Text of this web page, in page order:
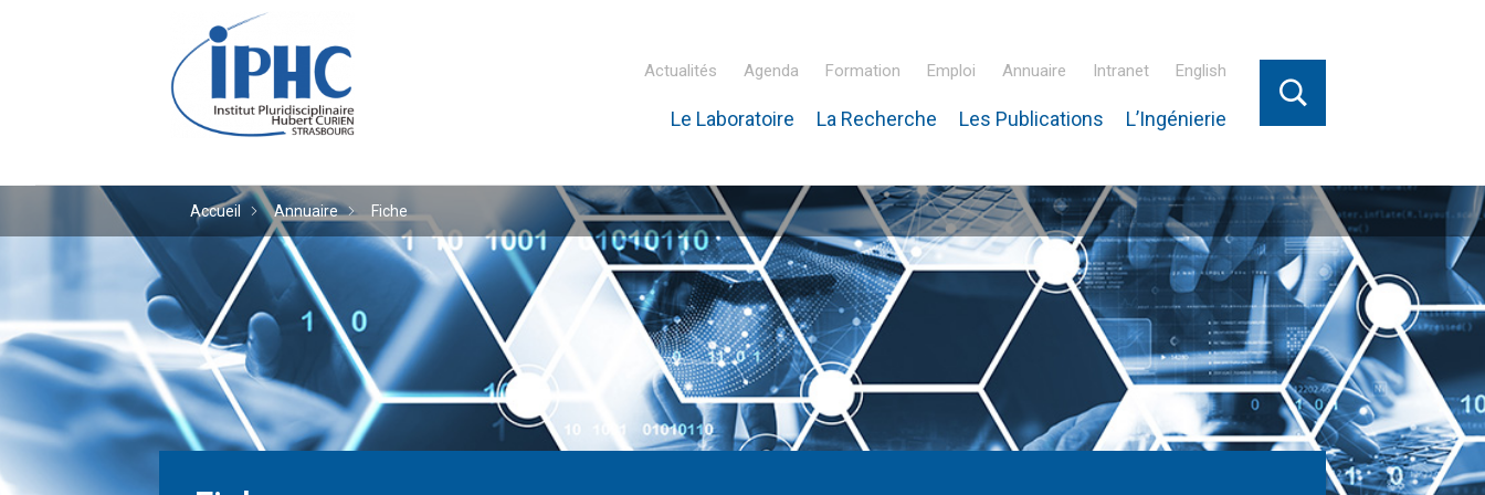
Institut pluridisciplinaire Hubert Curien – IPHC
Actualités Agenda Formation Emploi Annuaire Intranet English
Le Laboratoire La Recherche Les Publications L’Ingénierie
Accueil Annuaire Fiche